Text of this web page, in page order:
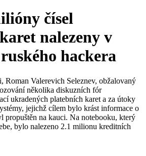
čísel
nalezeny v
hackera
Roman Valerevich Seleznev, obžalovaný
několika diskuzních fór
ukradených platebních karet a za útoky
jejichž cílem bylo krást informace o
propuštěn na kauci. Na notebooku, který
bylo nalezeno 2.1 milionu kreditních